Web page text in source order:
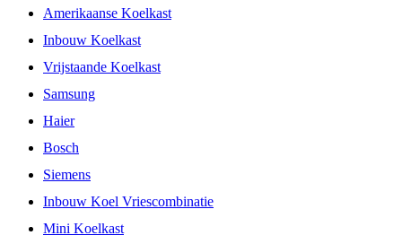
Amerikaanse Koelkast
Inbouw Koelkast
Vrijstaande Koelkast
Samsung
Haier
Bosch
Siemens
Inbouw Koel Vriescombinatie
Mini Koelkast